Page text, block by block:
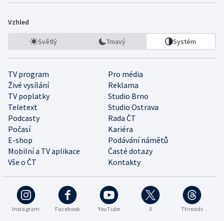
Vzhled
Světlý Tmavý Systém
TV program
Pro média
Živé vysílání
Reklama
TV poplatky
Studio Brno
Teletext
Studio Ostrava
Podcasty
Rada ČT
Počasí
Kariéra
E-shop
Podávání námětů
Mobilní a TV aplikace
Časté dotazy
Vše o ČT
Kontakty
Instagram Facebook YouTube X Threads